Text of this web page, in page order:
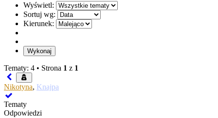
Wyświetl:
Sortuj wg:
Kierunek:
Tematy: 4 • Strona 1 z 1
Nikotyna, Knajpa
Tematy
Odpowiedzi